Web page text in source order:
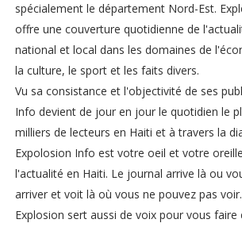
spécialement le département Nord-Est.
offre une couverture quotidienne de
national et local dans les domaines de
la culture, le sport et les faits divers.
Vu sa consistance et l'objectivité de ses
Info devient de jour en jour le quotidien le
milliers de lecteurs en Haiti et à travers la
Expolosion Info est votre oeil et votre
l'actualité en Haiti. Le journal arrive là ou
arriver et voit là où vous ne pouvez pas voir.
Explosion sert aussi de voix pour vous